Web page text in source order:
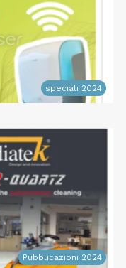
speciali 2024
Pubblicazioni 2024